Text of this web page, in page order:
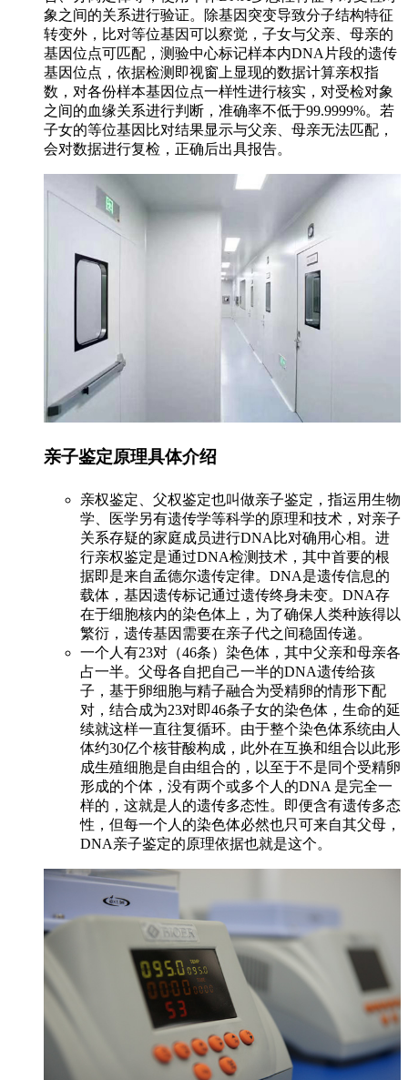
象之间的关系进行验证。除基因突变导致分子结构特征
转变外，比对等位基因可以察觉，子女与父亲、母亲的
基因位点可匹配，测验中心标记样本内DNA片段的遗传
基因位点，依据检测即视窗上显现的数据计算亲权指
数，对各份样本基因位点一样性进行核实，对受检对象
之间的血缘关系进行判断，准确率不低于99.9999%。若
子女的等位基因比对结果显示与父亲、母亲无法匹配，
会对数据进行复检，正确后出具报告。
亲子鉴定原理具体介绍
亲权鉴定、父权鉴定也叫做亲子鉴定，指运用生物
学、医学另有遗传学等科学的原理和技术，对亲子
关系存疑的家庭成员进行DNA比对确用心相。进
行亲权鉴定是通过DNA检测技术，其中首要的根
据即是来自孟德尔遗传定律。DNA是遗传信息的
载体，基因遗传标记通过遗传终身未变。DNA存
在于细胞核内的染色体上，为了确保人类种族得以
繁衍，遗传基因需要在亲子代之间稳固传递。
一个人有23对（46条）染色体，其中父亲和母亲各
占一半。父母各自把自己一半的DNA遗传给孩
子，基于卵细胞与精子融合为受精卵的情形下配
对，结合成为23对即46条子女的染色体，生命的延
续就这样一直往复循环。由于整个染色体系统由人
体约30亿个核苷酸构成，此外在互换和组合以此形
成生殖细胞是自由组合的，以至于不是同个受精卵
形成的个体，没有两个或多个人的DNA 是完全一
样的，这就是人的遗传多态性。即便含有遗传多态
性，但每一个人的染色体必然也只可来自其父母，
DNA亲子鉴定的原理依据也就是这个。